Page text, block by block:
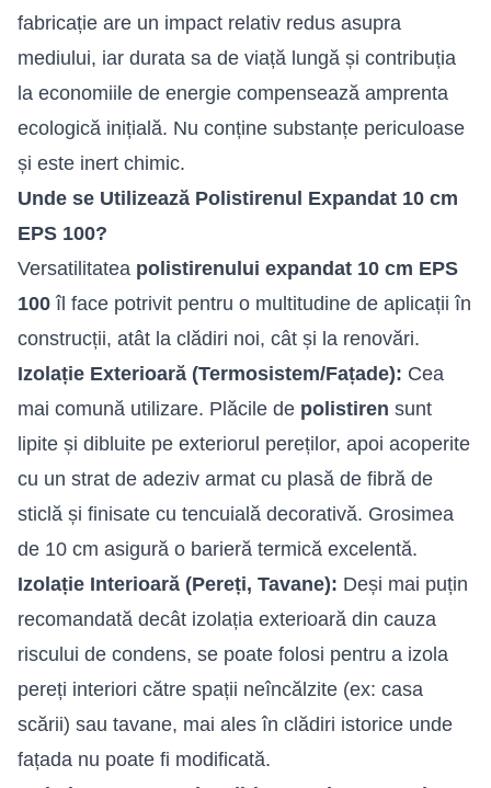
fabricație are un impact relativ redus asupra
mediului, iar durata sa de viață lungă și contribuția
la economiile de energie compensează amprenta
ecologică inițială. Nu conține substanțe periculoase
și este inert chimic.
Unde se Utilizează Polistirenul Expandat 10 cm
EPS 100?
Versatilitatea polistirenului expandat 10 cm EPS
100 îl face potrivit pentru o multitudine de aplicații în
construcții, atât la clădiri noi, cât și la renovări.
Izolație Exterioară (Termosistem/Fațade): Cea
mai comună utilizare. Plăcile de polistiren sunt
lipite și dibluite pe exteriorul pereților, apoi acoperite
cu un strat de adeziv armat cu plasă de fibră de
sticlă și finisate cu tencuială decorativă. Grosimea
de 10 cm asigură o barieră termică excelentă.
Izolație Interioară (Pereți, Tavane): Deși mai puțin
recomandată decât izolația exterioară din cauza
riscului de condens, se poate folosi pentru a izola
pereți interiori către spații neîncălzite (ex: casa
scării) sau tavane, mai ales în clădiri istorice unde
fațada nu poate fi modificată.